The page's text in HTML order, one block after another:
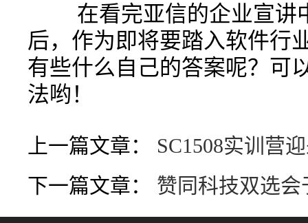
在看完亚信的企业宣讲
后，作为即将要踏入软件行
有些什么自己的答案呢？可
法哟！
上一篇文章： SC1508实训营
下一篇文章： 赞同科技双选会